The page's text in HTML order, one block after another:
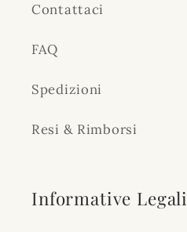
Contattaci
FAQ
Spedizioni
Resi & Rimborsi
Informative Legali